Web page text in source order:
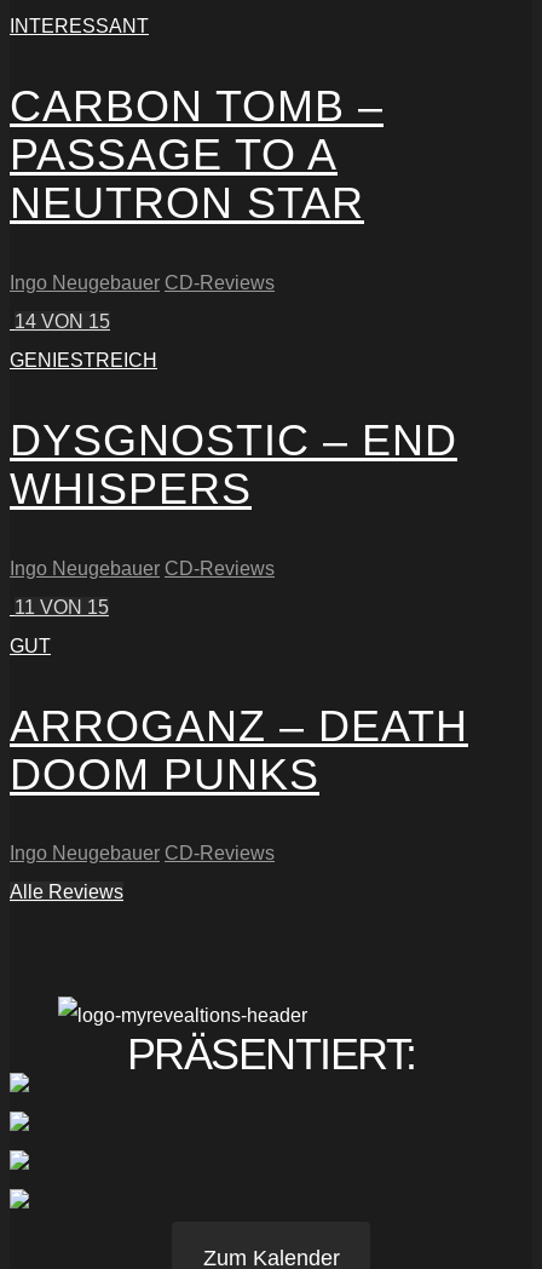
INTERESSANT
CARBON TOMB –
PASSAGE TO A
NEUTRON STAR
Ingo Neugebauer CD-Reviews
14 VON 15
GENIESTREICH
DYSGNOSTIC – END
WHISPERS
Ingo Neugebauer CD-Reviews
11 VON 15
GUT
ARROGANZ – DEATH
DOOM PUNKS
Ingo Neugebauer CD-Reviews
Alle Reviews
PRÄSENTIERT:
Zum Kalender